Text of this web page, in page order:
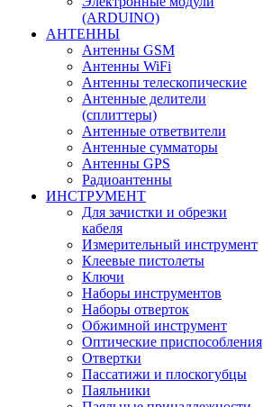
(ARDUINO)
АНТЕННЫ
Антенны GSM
Антенны WiFi
Антенны телескопические
Антенные делители
(сплиттеры)
Антенные ответвители
Антенные сумматоры
Антенны GPS
Радиоантенны
ИНСТРУМЕНТ
Для зачистки и обрезки
кабеля
Измерительный инструмент
Клеевые пистолеты
Ключи
Наборы инструментов
Наборы отверток
Обжимной инструмент
Оптические приспособления
Отвертки
Пассатижи и плоскогубцы
Паяльники